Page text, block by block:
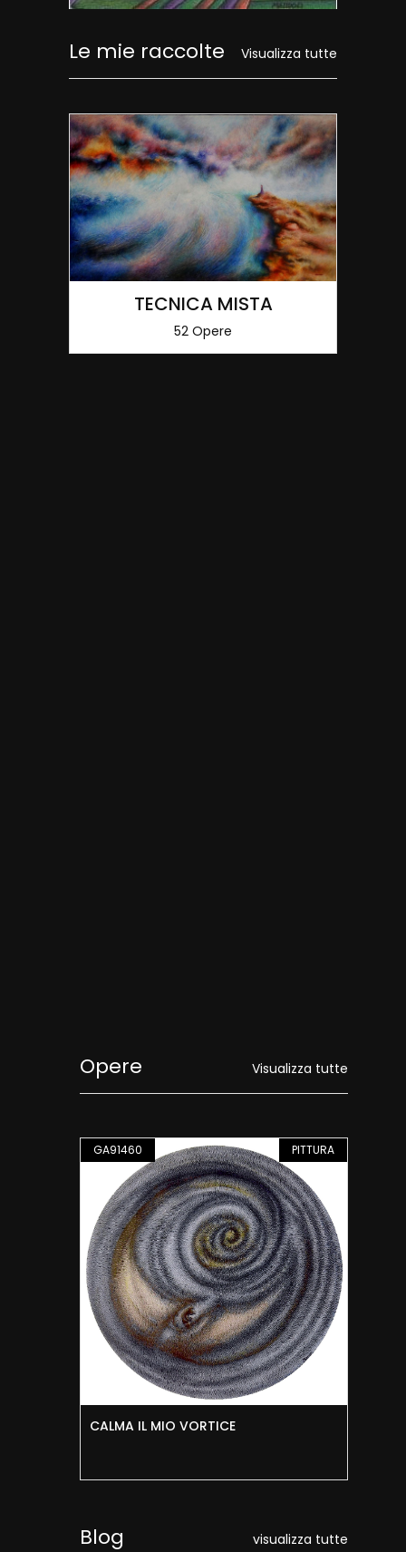
Visualizza tutte
Le mie raccolte
TECNICA MISTA
52 Opere
Visualizza tutte
Opere
GA91460 PITTURA
CALMA IL MIO VORTICE
visualizza tutte
Blog